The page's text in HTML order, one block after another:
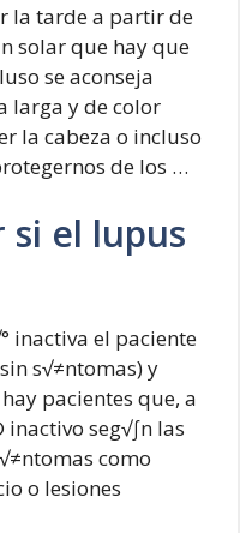
la tarde a partir de
solar que hay que
se aconseja
larga y de color
la cabeza o incluso
de los …
si el lupus
inactiva el paciente
s√≠ntomas) y
pacientes que, a
seg√∫n las
como
o lesiones